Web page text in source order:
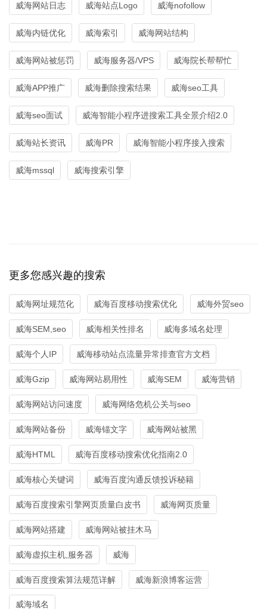
威海网站日志 威海站点Logo 威海nofollow
威海内链优化 威海索引 威海网站结构
威海网站被惩罚 威海服务器/VPS 威海院长帮帮忙
威海APP推广 威海删除搜索结果 威海seo工具
威海seo面试 威海智能小程序进搜索工具全景介绍2.0
威海站长资讯 威海PR 威海智能小程序接入搜索
威海mssql 威海搜索引擎
更多您感兴趣的搜索
威海网址规范化 威海百度移动搜索优化 威海外贸seo
威海SEM,seo 威海相关性排名 威海多域名处理
威海个人IP 威海移动站点流量异常排查官方文档
威海Gzip 威海网站易用性 威海SEM 威海营销
威海网站访问速度 威海网络危机公关与seo
威海网站备份 威海锚文字 威海网站被黑
威海HTML 威海百度移动搜索优化指南2.0
威海核心关键词 威海百度沟通反馈投诉秘籍
威海百度搜索引擎网页质量白皮书 威海网页质量
威海网站搭建 威海网站被挂木马
威海虚拟主机,服务器 威海
威海百度搜索算法规范详解 威海新浪博客运营
威海域名